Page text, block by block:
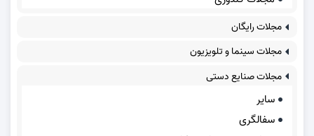
مجلات رایگان
مجلات سینما و تلویزیون
مجلات صنایع دستی
سایر
سفالگری